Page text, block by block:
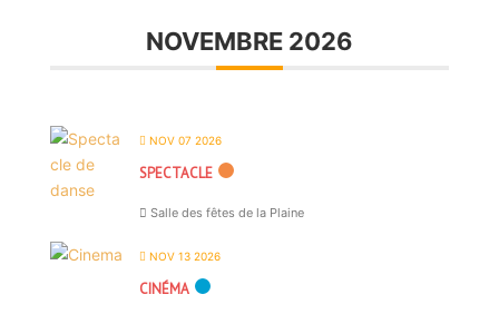
NOVEMBRE 2026
NOV 07 2026
SPECTACLE
Salle des fêtes de la Plaine
NOV 13 2026
CINÉMA